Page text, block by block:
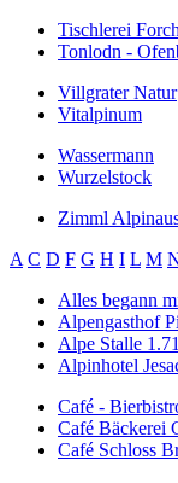
Tischlerei
Tonlodn -
Villgrater Natur
Vitalpinum
Wassermann
Wurzelstock
Zimml
A C D F G H I L M
Alles begann
Alpengasthof
Alpe Stalle
Alpinhotel
Café -
Café Bäckerei
Café Schloss